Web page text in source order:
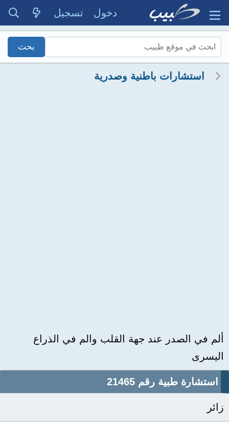
دخول تسجيل
استشارات باطنية وصدرية
ألم في الصدر عند جهة القلب والم في الذراع
اليسرى
استشارة طبية رقم 21465
زائر